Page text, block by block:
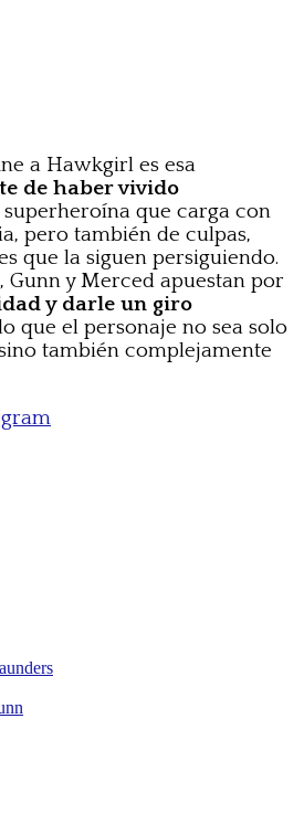
a Hawkgirl es esa
de haber vivido
superheroína que carga con
pero también de culpas,
que la siguen persiguiendo.
Gunn y Merced apuestan por
y darle un giro
que el personaje no sea solo
también complejamente